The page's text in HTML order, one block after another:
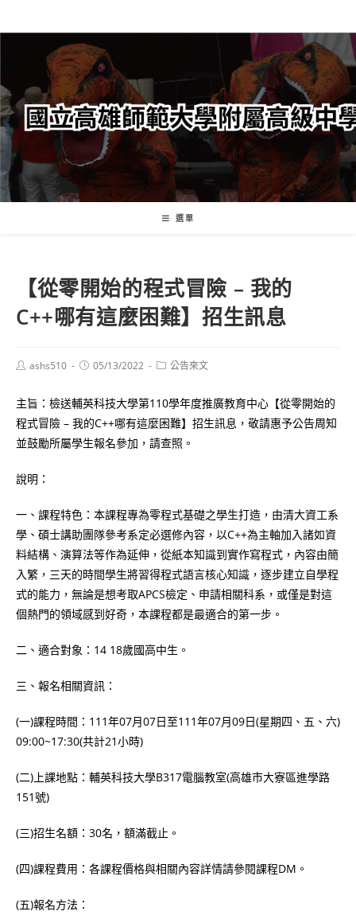
轉
要
內
容
選單
【從零開始的程式冒險 – 我的
C++哪有這麼困難】招生訊息
Postashs510
Post05/13/2022
Post公告來文
主旨：檢送輔英科技大學第110學年度推廣教育中心【從零開始的
程式冒險 – 我的C++哪有這麼困難】招生訊息，敬請惠予公告周知
並鼓勵所屬學生報名參加，請查照。
說明：
一、課程特色：本課程專為零程式基礎之學生打造，由清大資工系
學、碩士講助團隊參考系定必選修內容，以C++為主軸加入諸如資
料結構、演算法等作為延伸，從紙本知識到實作寫程式，內容由簡
入繁，三天的時間學生將習得程式語言核心知識，逐步建立自學程
式的能力，無論是想考取APCS檢定、申請相關科系，或僅是對這
個熱門的領域感到好奇，本課程都是最適合的第一步。
二、適合對象：14 18歲國高中生。
三、報名相關資訊：
(一)課程時間：111年07月07日至111年07月09日(星期四、五、六)
09:00~17:30(共計21小時)
(二)上課地點：輔英科技大學B317電腦教室(高雄市大寮區進學路
151號)
(三)招生名額：30名，額滿截止。
(四)課程費用：各課程價格與相關內容詳情請參閱課程DM。
(五)報名方法：